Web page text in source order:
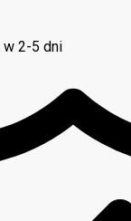
w 2-5 dni